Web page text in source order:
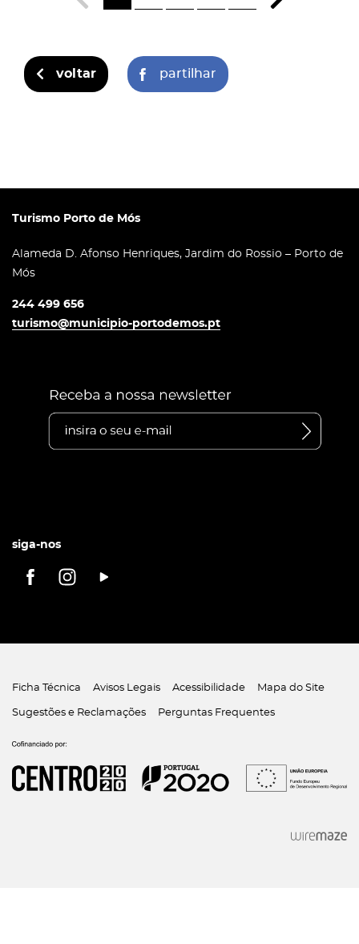
voltar partilhar
Turismo Porto de Mós
Alameda D. Afonso Henriques, Jardim do Rossio – Porto de
Mós
244 499 656
turismo@municipio-portodemos.pt
siga-nos
Ficha Técnica Avisos Legais Acessibilidade Mapa do Site
Sugestões e Reclamações Perguntas Frequentes